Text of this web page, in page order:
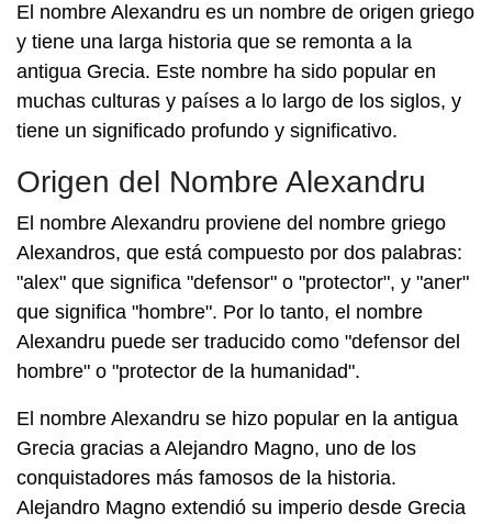
El nombre Alexandru es un nombre de origen griego
y tiene una larga historia que se remonta a la
antigua Grecia. Este nombre ha sido popular en
muchas culturas y países a lo largo de los siglos, y
tiene un significado profundo y significativo.
Origen del Nombre Alexandru
El nombre Alexandru proviene del nombre griego
Alexandros, que está compuesto por dos palabras:
"alex" que significa "defensor" o "protector", y "aner"
que significa "hombre". Por lo tanto, el nombre
Alexandru puede ser traducido como "defensor del
hombre" o "protector de la humanidad".
El nombre Alexandru se hizo popular en la antigua
Grecia gracias a Alejandro Magno, uno de los
conquistadores más famosos de la historia.
Alejandro Magno extendió su imperio desde Grecia